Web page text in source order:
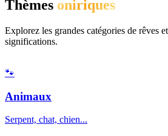
Thèmes oniriques
Explorez les grandes catégories de rêves
significations.
🐾
Animaux
Serpent, chat, chien...